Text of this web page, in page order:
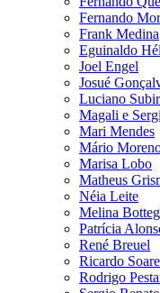
Fernando
Frank Medina
Eguinaldo
Joel Engel
Josué
Luciano
Magali e
Mari Mendes
Mário
Marisa Lobo
Matheus
Néia Leite
Melina
Patrícia
René Breuel
Ricardo
Rodrigo